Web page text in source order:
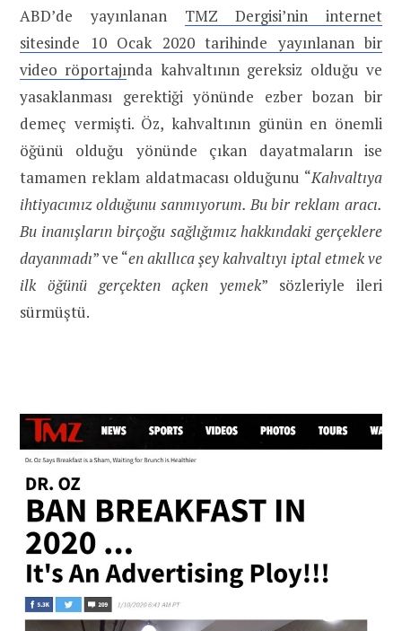
ABD’de yayınlanan TMZ Dergisi’nin internet
sitesinde 10 Ocak 2020 tarihinde yayınlanan bir
video röportajında kahvaltının gereksiz olduğu ve
yasaklanması gerektiği yönünde ezber bozan bir
demeç vermişti. Öz, kahvaltının günün en önemli
öğünü olduğu yönünde çıkan dayatmaların ise
tamamen reklam aldatmacası olduğunu “Kahvaltıya
ihtiyacımız olduğunu sanmıyorum. Bu bir reklam aracı.
Bu inanışların birçoğu sağlığımız hakkındaki gerçeklere
dayanmadı” ve “en akıllıca şey kahvaltıyı iptal etmek ve
ilk öğünü gerçekten açken yemek” sözleriyle ileri
sürmüştü.